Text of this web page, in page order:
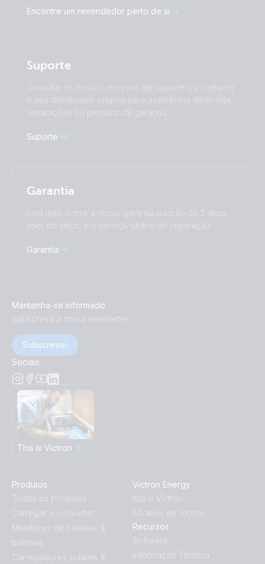
Nederlands
Norsk
Türkçe
中國人
I agree to receive the newsletter and accept the
Encontre um revendedor perto de si
Suporte
Consulte os nossos recursos de suporte ou contacte
o seu distribuidor original para assistência dedicada,
reparações ou pedidos de garantia.
Suporte
Garantia
Leia mais sobre a nossa garantia padrão de 5 anos,
líder do setor, e o serviço global de reparação.
Garantia
Mantenha-se informado
Subscreva a nossa newsletter
Subscrever
Sociais
This is Victron
Produtos
Todos os produtos
Carregar e converter
Monitores de baterias &
baterias
Carregadores solares &
Victron Energy
Isto é Victron
50 anos de Victron
Recursos
Software
Informação Técnica